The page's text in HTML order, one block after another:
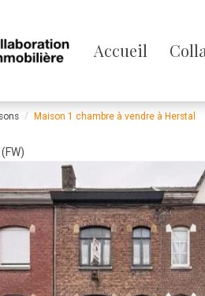
Passer
menu
Accueil
Maison 1 chambre à vendre à Herstal